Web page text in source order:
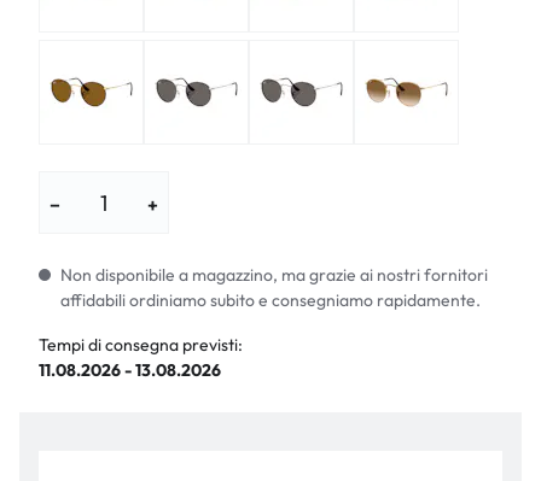
− +
Non disponibile a magazzino, ma grazie ai nostri fornitori
affidabili ordiniamo subito e consegniamo rapidamente.
Tempi di consegna previsti:
11.08.2026 - 13.08.2026